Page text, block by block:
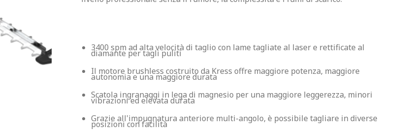
3400 spm ad alta velocità di taglio con lame tagliate al laser e rettificate al
diamante per tagli puliti
Il motore brushless costruito da Kress offre maggiore potenza, maggiore
autonomia e una maggiore durata
Scatola ingranaggi in lega di magnesio per una maggiore leggerezza, minori
vibrazioni ed elevata durata
Grazie all'impugnatura anteriore multi-angolo, è possibile tagliare in diverse
posizioni con facilità